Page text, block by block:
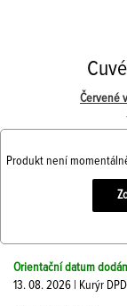
Červené
Produkt není
Orientační datum
13. 08. 2026 | Kurýr DPD